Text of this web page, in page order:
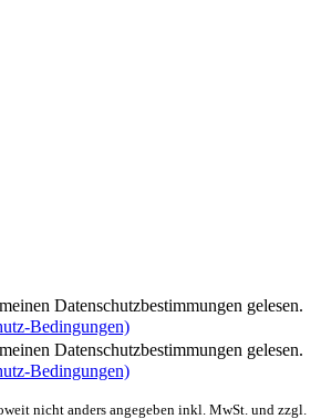
Datenschutzbestimmungen gelesen.
Bedingungen)
Datenschutzbestimmungen gelesen.
Bedingungen)
nicht anders angegeben inkl. MwSt. und zzgl.